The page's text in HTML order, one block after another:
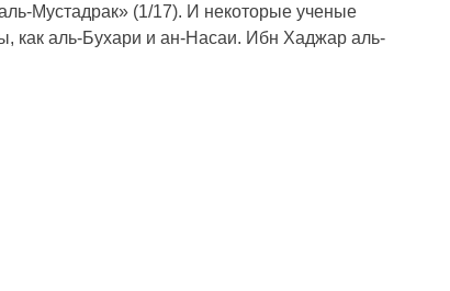
Мустадрак» (1/17). И некоторые ученые
как аль-Бухари и ан-Насаи. Ибн Хаджар аль-